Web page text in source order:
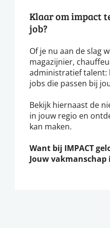
Klaar om impact
job?
Of je nu aan de slag
magazijnier,
administratief talent:
jobs die passen bij
Bekijk hiernaast de
in jouw regio en
kan maken.
Want bij IMPACT
Jouw